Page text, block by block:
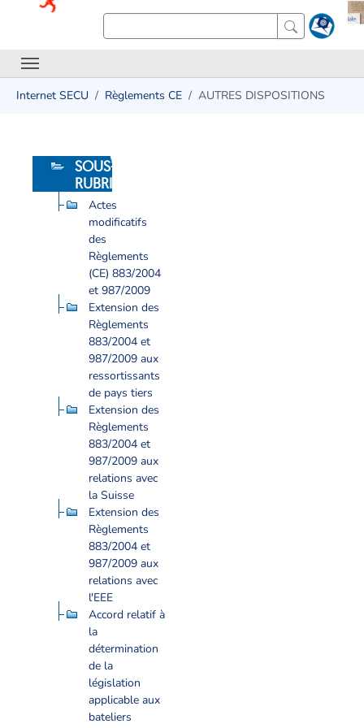
Internet SECU Règlements CE AUTRES DISPOSITIONS
SOUS-
RUBRIQUES
Actes
modificatifs
des
Règlements
(CE) 883/2004
et 987/2009
Extension des
Règlements
883/2004 et
987/2009 aux
ressortissants
de pays tiers
Extension des
Règlements
883/2004 et
987/2009 aux
relations avec
la Suisse
Extension des
Règlements
883/2004 et
987/2009 aux
relations avec
l'EEE
Accord relatif à
la
détermination
de la
législation
applicable aux
bateliers